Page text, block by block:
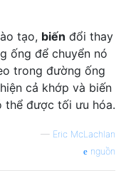
tạo, biến đổi thay
ống để chuyển nó
trong đường ống
cả khớp và biến
được tối ưu hóa.
— Eric McLachlan
nguồn